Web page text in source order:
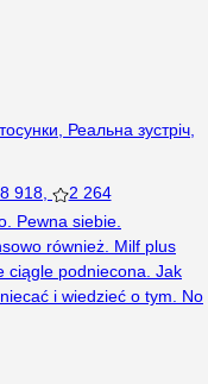
Реальна зустріч
918
2 264
Pewna siebie.
również. Milf plus
ciągle podniecona. Jak
i wiedzieć o tym. No